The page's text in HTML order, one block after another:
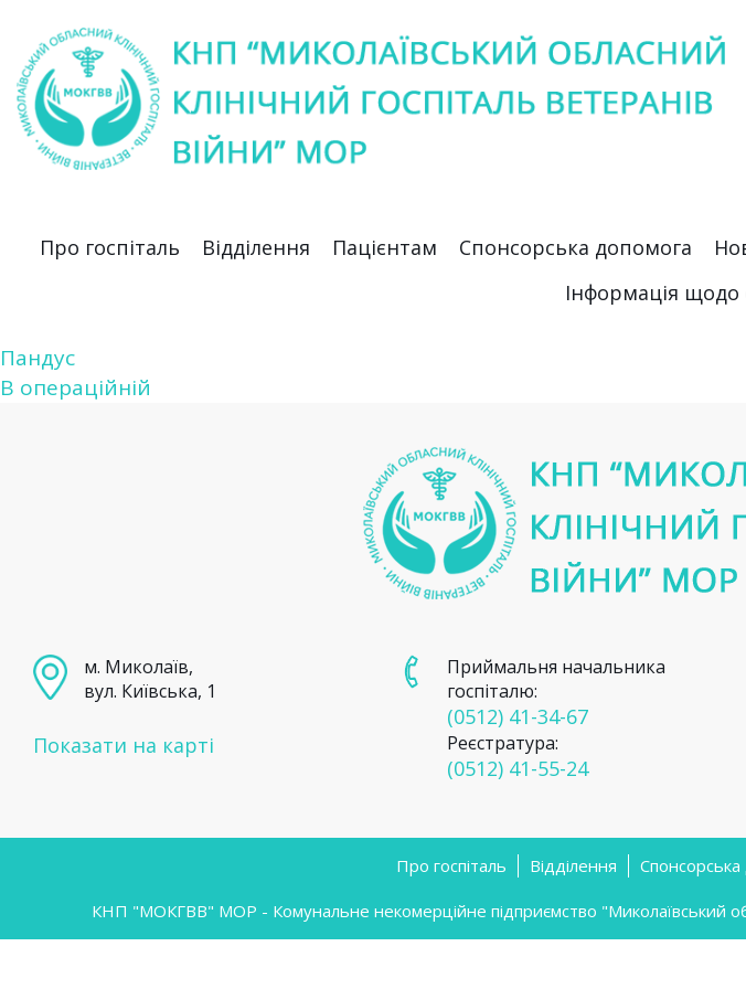
Про госпіталь Відділення Пацієнтам Спонсорська допомога
Інформація
Навігація
Пандус
В операційній
м. Миколаїв,
вул. Київська, 1
Показати на карті
Приймальня начальника
госпіталю:
(0512) 41-34-67
Реєстратура:
(0512) 41-55-24
Про госпіталь Відділення
КНП "МОКГВВ" МОР - Комунальне некомерційне підприємство "Миколаївський